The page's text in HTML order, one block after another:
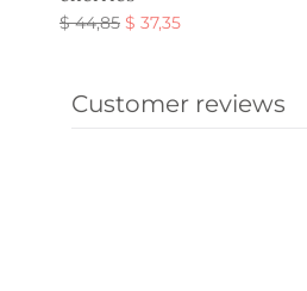
$44,85 원래 가
$ 37,35현재 가
Customer reviews